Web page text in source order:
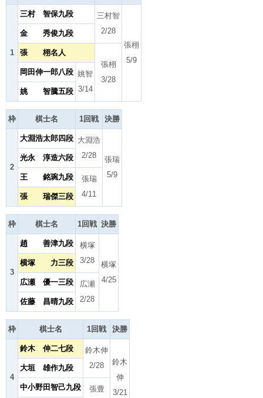
1
三村 智保九段
三村智
2/28
張栩
5/9
金 秀俊九段
張 栩名人
張栩
3/28
岡田伸一郎八段 姚智
3/14
姚 智騰五段
枠 棋士名 1回戦 決勝
2
大淵浩太郎四段 大淵浩
2/28
張瑞
5/9
光永 淳造六段
王 銘琬九段
張瑞
4/11
張 瑞傑三段
枠 棋士名 1回戦 決勝
3
趙 善津九段
横塚
3/28
横塚
4/25
横塚 力三段
広瀬 優一三段
広瀬
2/28
佐藤 昌晴九段
枠 棋士名 1回戦 決勝
4
鈴木 伸二七段
鈴木伸
2/28
鈴木
伸
3/21
大垣 雄作九段
中小野田智己九段
張豊